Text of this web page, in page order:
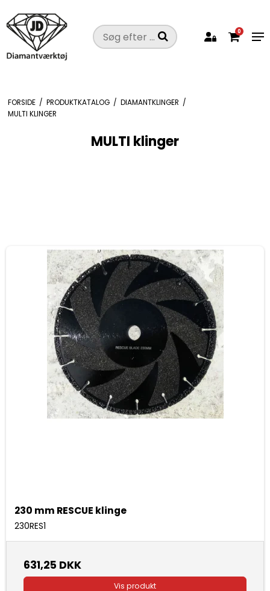
0
FORSIDE / PRODUKTKATALOG / DIAMANTKLINGER /
MULTI KLINGER
MULTI klinger
230 mm RESCUE klinge
230RES1
631,25 DKK
Vis produkt